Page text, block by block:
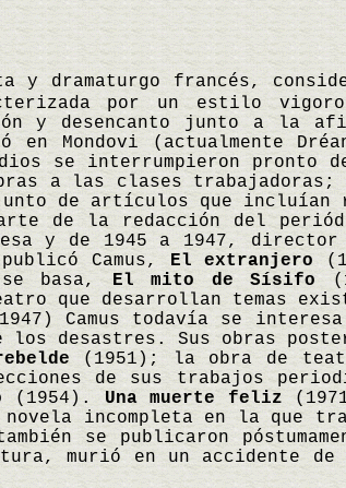
y dramaturgo francés,
por un estilo
y desencanto junto a la
en Mondovi (actualmente
se interrumpieron pronto
a las clases
de artículos que incluían
de la redacción del
y de 1945 a 1947,
Camus, El extranjero
basa, El mito de Sísifo
que desarrollan temas
Camus todavía se
los desastres. Sus obras
(1951); la obra de
de sus trabajos
(1954). Una muerte feliz
incompleta en la que
se publicaron
murió en un accidente